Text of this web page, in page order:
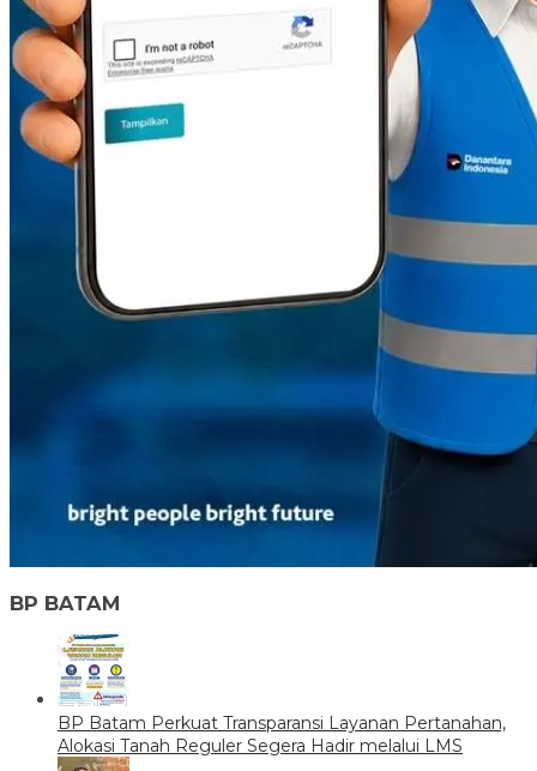
BP BATAM
BP Batam Perkuat Transparansi Layanan Pertanahan,
Alokasi Tanah Reguler Segera Hadir melalui LMS